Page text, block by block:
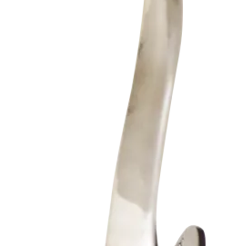
Fritid/Sikkerhet
Båtpleie/Opplag